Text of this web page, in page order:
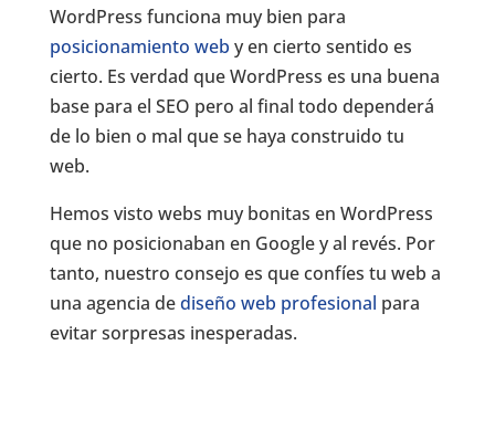
WordPress funciona muy bien para
posicionamiento web y en cierto sentido es
cierto. Es verdad que WordPress es una buena
base para el SEO pero al final todo dependerá
de lo bien o mal que se haya construido tu
web.
Hemos visto webs muy bonitas en WordPress
que no posicionaban en Google y al revés. Por
tanto, nuestro consejo es que confíes tu web a
una agencia dediseño web profesional para
evitar sorpresas inesperadas.